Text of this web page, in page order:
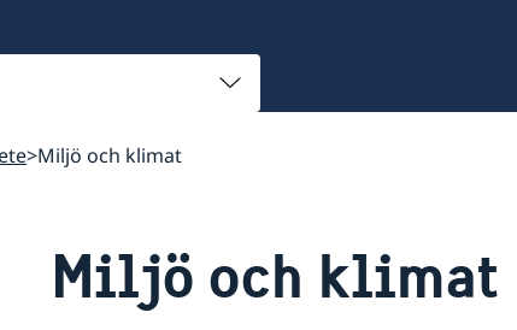
Miljö och klimat
Miljö och klimat